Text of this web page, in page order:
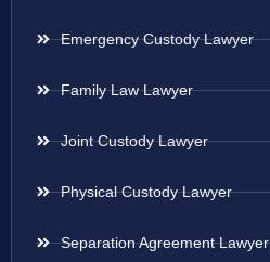
Emergency Custody Lawyer
Family Law Lawyer
Joint Custody Lawyer
Physical Custody Lawyer
Separation Agreement Lawyer